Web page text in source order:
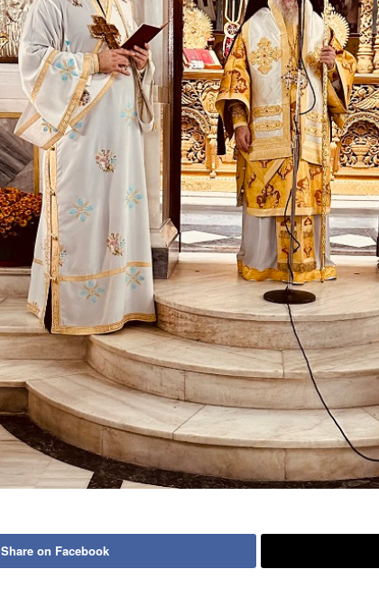
Share on Facebook